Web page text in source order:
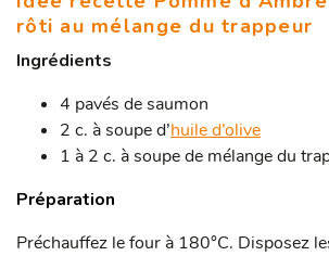
rôti au mélange du trappeur
Ingrédients
4 pavés de saumon
2 c. à soupe d’huile d’olive
1 à 2 c. à soupe de mélange du
Préparation
Préchauffez le four à 180°C. Disposez